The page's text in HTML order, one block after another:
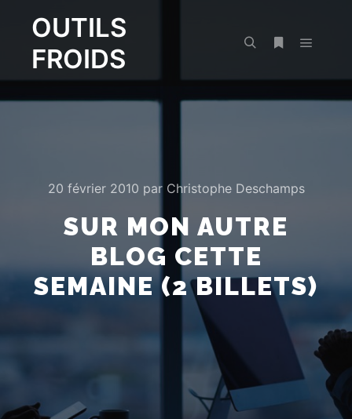
OUTILS
FROIDS
20 février 2010 par Christophe Deschamps
SUR MON AUTRE
BLOG CETTE
SEMAINE (2 BILLETS)